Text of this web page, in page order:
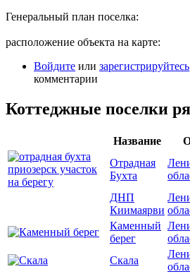
Генеральный план поселка:
расположение объекта на карте:
Войдите или зарегистрируйтесь
комментарии
Коттеджные поселки
Название
Отрадная
Бухта
ДНП
Киимаярви
Каменный
берег
Скала